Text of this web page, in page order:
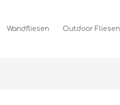
Wandfliesen Outdoor Fliesen